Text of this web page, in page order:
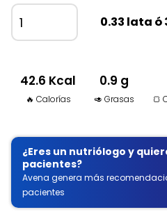
0.33 lata ó
42.6 Kcal
🔥 Calorías
0.9 g
🥑 Grasas 🍞
¿Eres un nutriólogo y
pacientes?
Avena genera más
pacientes